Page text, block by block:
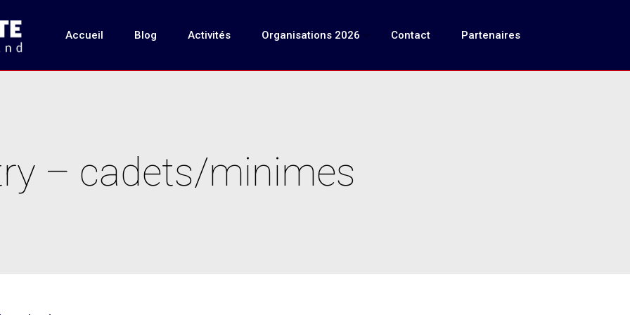
Accueil Blog Activités Organisations 2026 Contact Partenaires
– cadets/minimes